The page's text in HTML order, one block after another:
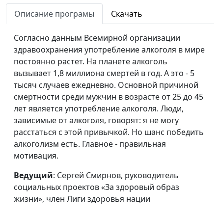
Стресс. Права на
отношение
Андрей Прокопьев, магистр
общественного
здравоохранения
Стресс. Права и
обязанности
Андрей Прокопьев, магистр
общественного
здравоохранения
Стресс.
Сортировка
раздражителей
Андрей Прокопьев, магистр
общественного
здравоохранения
#38
Стресс. Послание
со смыслом
Андрей Прокопьев, магистр
Стресс.
Благодарность
Андрей Прокопьев, магистр
общественного
Описание програмы Скачать
Согласно данным Всемирной организации
здравоохранения употребление алкоголя в мире
постоянно растет. На планете алкоголь
вызывает 1,8 миллиона смертей в год. А это - 5
тысяч случаев ежедневно. Основной причиной
смертности среди мужчин в возрасте от 25 до 45
лет является употребление алкоголя. Люди,
зависимые от алкоголя, говорят: я не могу
расстаться с этой привычкой. Но шанс победить
алкоголизм есть. Главное - правильная
мотивация.
Ведущий: Сергей Смирнов, руководитель
социальных проектов «За здоровый образ
жизни», член Лиги здоровья нации